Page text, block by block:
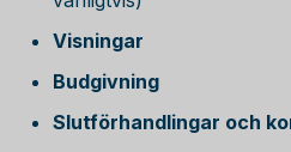
Visningar
Budgivning
Slutförhandlingar och